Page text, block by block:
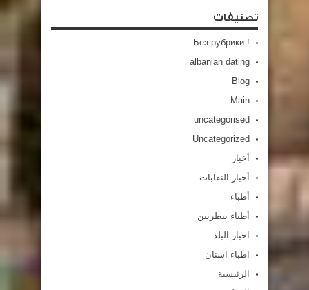
تصنيفات
! Без рубрики
albanian dating
Blog
Main
uncategorised
Uncategorized
أخبار
أخبار النقابات
أطباء
أطباء بيطريين
اخبار البلد
اطباء اسنان
الرئيسية